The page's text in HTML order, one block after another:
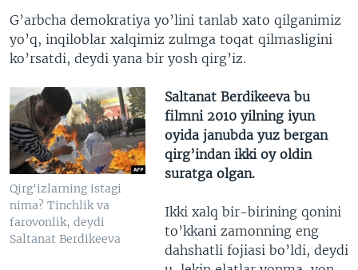
G’arbcha demokratiya yo’lini tanlab xato qilganimiz
yo’q, inqiloblar xalqimiz zulmga toqat qilmasligini
ko’rsatdi, deydi yana bir yosh qirg’iz.
Qirg'izlarning istagi
nima? Tinchlik va
farovonlik, deydi
Saltanat Berdikeeva
Saltanat Berdikeeva bu
filmni 2010 yilning iyun
oyida janubda yuz bergan
qirg’indan ikki oy oldin
suratga olgan.
Ikki xalq bir-birining qonini
to’kkani zamonning eng
dahshatli fojiasi bo’ldi, deydi